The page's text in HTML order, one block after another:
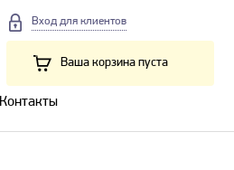
Вход для клиентов
Ваша корзина пуста
Контакты